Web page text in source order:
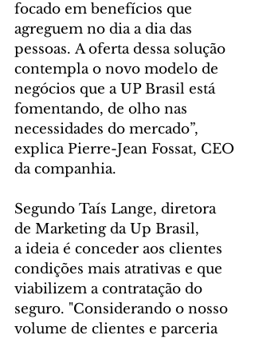
focado em benefícios que
agreguem no dia a dia das
pessoas. A oferta dessa solução
contempla o novo modelo de
negócios que a UP Brasil está
fomentando, de olho nas
necessidades do mercado”,
explica Pierre-Jean Fossat, CEO
da companhia.
Segundo Taís Lange, diretora
de Marketing da Up Brasil,
a ideia é conceder aos clientes
condições mais atrativas e que
viabilizem a contratação do
seguro. "Considerando o nosso
volume de clientes e parceria